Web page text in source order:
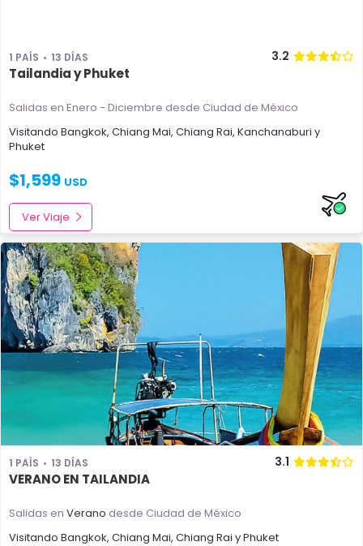
1 PAÍS 13 DÍAS 3.2
Tailandia y Phuket
Salidas en Enero - Diciembre desde Ciudad de México
Visitando Bangkok, Chiang Mai, Chiang Rai, Kanchanaburi y
Phuket
$1,599 USD
Ver Viaje
1 PAÍS 13 DÍAS 3.1
VERANO EN TAILANDIA
Salidas en Verano desde Ciudad de México
Visitando Bangkok, Chiang Mai, Chiang Rai yPhuket